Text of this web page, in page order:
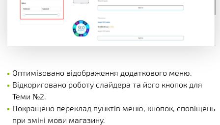
Оптимізовано відображення додаткового меню.
Відкориговано роботу слайдера та його кнопок для
Теми №2.
Покращено переклад пунктів меню, кнопок, сповіщень
при зміні мови магазину.